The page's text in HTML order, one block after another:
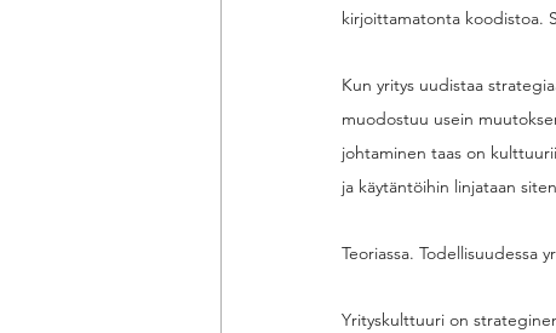
kirjoittamatonta koodistoa.
Kun yritys uudistaa
muodostuu usein
johtaminen taas on
ja käytäntöihin linjataan
Teoriassa. Todellisuudessa
Yrityskulttuuri on